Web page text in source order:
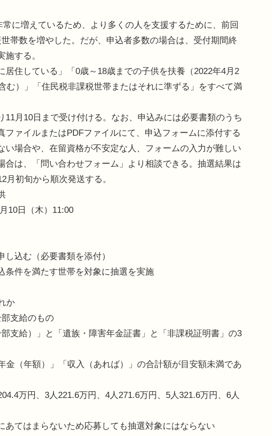
に増えているため、より多くの人を支援するために、前回
帯数を増やした。だが、申込者多数の場合は、受付期間終
する。
住している」「0歳～18歳までの子供を扶養（2022年4月2
む）」「住民税非課税世帯またはそれに準ずる」をすべて満
月10日まで受け付ける。なお、申込みには必要書類のうち
ァイルまたはPDFファイルにて、申込フォームに添付する
場合や、在留資格が不安定な人、フォームの入力が難しい
は、「問い合わせフォーム」より相談できる。抽選結果は
月初旬から順次発送する。
10日（木）11:00
込む（必要書類を添付）
件を満たす世帯を対象に抽選を実施
か
部支給のもの
支給）」と「遺族・障害年金証書」と「非課税証明書」の3
（年額）」「収入（あれば）」の合計額が目安額未満であ
万円、3人221.6万円、4人271.6万円、5人321.6万円、6人
てはまらないため応募しても抽選対象にはならない